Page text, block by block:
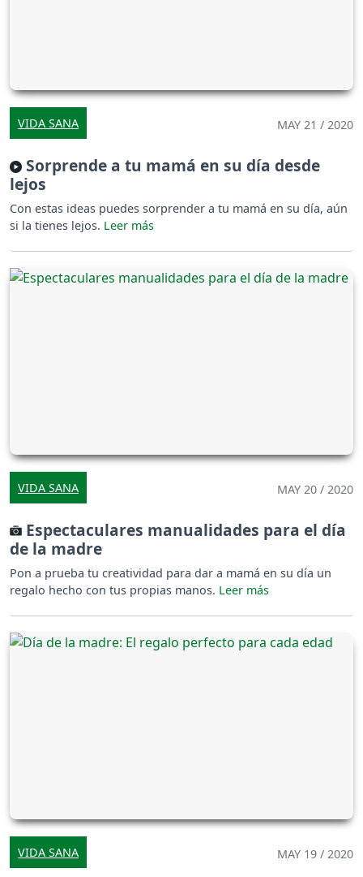
VIDA SANA MAY 21 / 2020
Sorprende a tu mamá en su día desde
lejos
Con estas ideas puedes sorprender a tu mamá en su día, aún
si la tienes lejos.
VIDA SANA MAY 20 / 2020
Espectaculares manualidades para el día
de la madre
Pon a prueba tu creatividad para dar a mamá en su día un
regalo hecho con tus propias manos.
VIDA SANA MAY 19 / 2020